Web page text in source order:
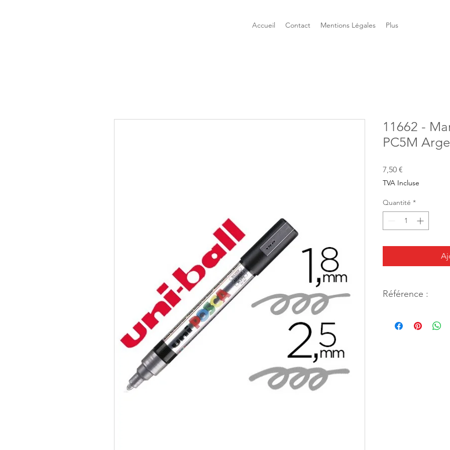
Accueil Contact Mentions Légales Plus
11662 -
PC5M
7,50 €
TVA Incluse
Quantité *
Référence :